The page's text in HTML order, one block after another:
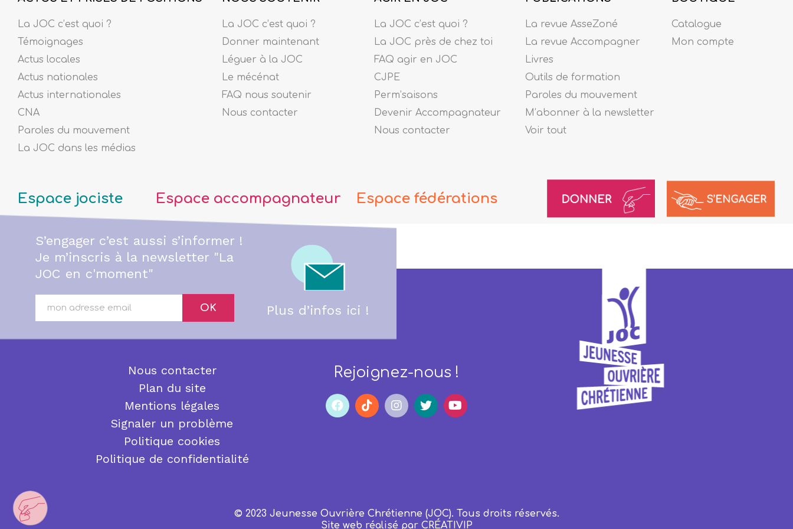
La JOC c’est quoi ?
Témoignages
Actus locales
Actus nationales
Actus internationales
CNA
Paroles du mouvement
La JOC dans les médias
La JOC c’est quoi ?
Donner maintenant
Léguer à la JOC
Le mécénat
FAQ nous soutenir
Nous contacter
La JOC c’est quoi ?
La JOC près de chez toi
FAQ agir en JOC
CJPE
Perm’saisons
Devenir Accompagnateur
Nous contacter
La revue AsseZoné
La revue Accompagner
Livres
Outils de formation
Paroles du mouvement
M’abonner à la newsletter
Voir tout
Catalogue
Mon compte
Espace jociste Espace accompagnateur Espace fédérations
S’engager c’est aussi s’informer !
Je m’inscris à la newsletter "La
JOC en c'moment"
OK Plus d’infos ici !
Nous contacter
Plan du site
Mentions légales
Signaler un problème
Politique cookies
Politique de confidentialité
Rejoignez-nous !
© 2023 Jeunesse Ouvrière Chrétienne (JOC). Tous droits réservés.
Site web réalisé par CRÉATIVIP